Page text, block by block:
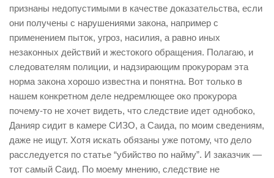
признаны недопустимыми в качестве доказательства, если
они получены с нарушениями закона, например с
применением пыток, угроз, насилия, а равно иных
незаконных действий и жестокого обращения. Полагаю, и
следователям полиции, и надзирающим прокурорам эта
норма закона хорошо известна и понятна. Вот только в
нашем конкретном деле недремлющее око прокурора
почему-то не хочет видеть, что следствие идет однобоко,
Данияр сидит в камере СИЗО, а Саида, по моим сведениям,
даже не ищут. Хотя искать обязаны уже потому, что дело
расследуется по статье “убийство по найму”. И заказчик —
тот самый Саид. По моему мнению, следствие не